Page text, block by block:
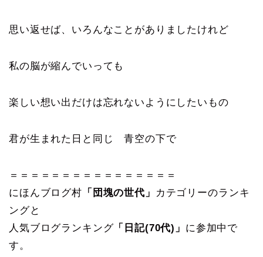
思い返せば、いろんなことがありましたけれど
私の脳が縮んでいっても
楽しい想い出だけは忘れないようにしたいもの
君が生まれた日と同じ 青空の下で
＝＝＝＝＝＝＝＝＝＝＝＝＝＝＝＝
にほんブログ村 「団塊の世代」
カテゴリーのランキ
ングと
人気ブログランキング「日記(70代)」 に参加中で
す。